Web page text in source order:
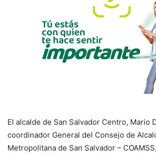
El alcalde de San Salvador Centro, Mario
coordinador General del Consejo de
Metropolitana de San Salvador –